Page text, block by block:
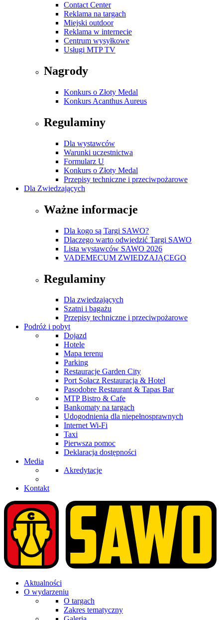
Contact Center
Reklama na targach
Miejski outdoor
Reklama w internecie
Centrum wysyłkowe
Usługi MTP TV
Nagrody
Konkurs o Złoty Medal
Konkurs Acanthus Aureus
Regulaminy
Dla wystawców
Warunki uczestnictwa
Formularz U
Konkurs o Złoty Medal
Przepisy techniczne i przeciwpożarowe
Dla Zwiedzających
Ważne informacje
Dla kogo są Targi SAWO?
Dlaczego warto odwiedzić Targi SAWO
Lista wystawców SAWO 2026
VADEMECUM ZWIEDZAJĄCEGO
Regulaminy
Dla zwiedzających
Szatni i bagażu
Przepisy techniczne i przeciwpożarowe
Podróż i pobyt
Dojazd
Hotele
Mapa terenu
Parking
Restauracje Garden City
Port Sołacz Restauracja & Hotel
Pasodobre Restaurant & Tapas Bar
MTP Bistro & Cafe
Bankomaty na targach
Udogodnienia dla niepełnosprawnych
Internet Wi-Fi
Taxi
Pierwsza pomoc
Deklaracja dostępności
Media
Akredytacje
Kontakt
Aktualności
O wydarzeniu
O targach
Zakres tematyczny